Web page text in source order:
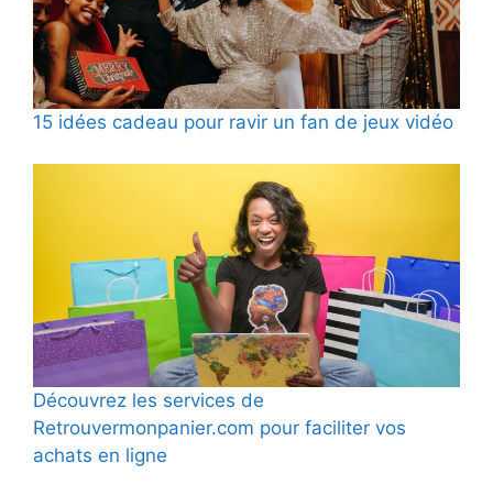
15 idées cadeau pour ravir un fan de jeux vidéo
Découvrez les services de
Retrouvermonpanier.com pour faciliter vos
achats en ligne